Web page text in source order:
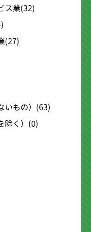
ス業(32)
(27)
もの） (63)
く） (0)